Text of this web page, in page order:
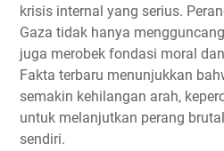
krisis internal yang serius.
Gaza tidak hanya
juga merobek fondasi moral
Fakta terbaru menunjukkan
semakin kehilangan arah,
untuk melanjutkan perang
sendiri.